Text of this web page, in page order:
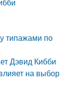
типажами по
Дэвид Кибби
на выбор